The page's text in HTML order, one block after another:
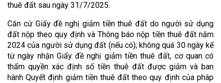
thuê đất sau ngày 31/7/2025.
Căn cứ Giấy đề nghị giảm tiền thuê đất do người sử dụng
đất nộp theo quy định và Thông báo nộp tiền thuê đất năm
2024 của người sử dụng đất (nếu có); không quá 30 ngày kể
từ ngày nhận Giấy đề nghị giảm tiền thuê đất, cơ quan có
thẩm quyền xác định số tiền thuê đất được giảm và ban
hành Quyết định giảm tiền thuê đất theo quy định của pháp